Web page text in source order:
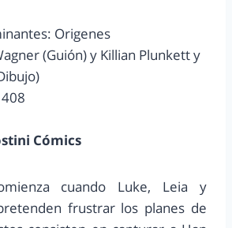
Origenes
(Guión) y Killian Plunkett y
408
Cómics
cuando Luke, Leia y
frustrar los planes de